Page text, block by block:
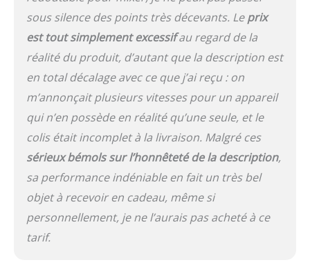
sous silence des points très décevants. Leprix
est tout simplement excessifau regard de la
réalité du produit, d’autant que la description est
en total décalage avec ce que j’ai reçu : on
m’annonçait plusieurs vitesses pour un appareil
qui n’en possède en réalité qu’une seule, et le
colis était incomplet à la livraison. Malgré ces
sérieux bémols sur l’honnêteté de la description,
sa performance indéniable en fait un très bel
objet à recevoir en cadeau, même si
personnellement, je ne l’aurais pas acheté à ce
tarif.